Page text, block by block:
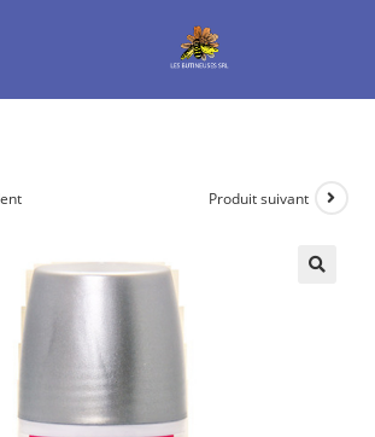
Produit suivant